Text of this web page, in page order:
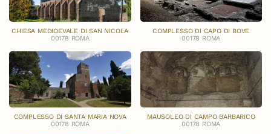
CHIESA MEDIOEVALE DI SAN NICOLA
00178 ROMA
COMPLESSO DI CAPO DI BOVE
00178 ROMA
COMPLESSO DI SANTA MARIA NOVA
00178 ROMA
MAUSOLEO DI CAMPO BARBARICO
00178 ROMA